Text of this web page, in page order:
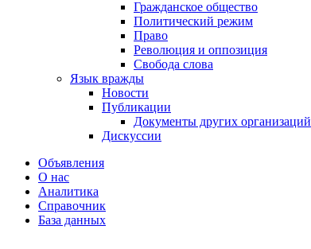
Гражданское общество
Политический режим
Право
Революция и оппозиция
Свобода слова
Язык вражды
Новости
Публикации
Документы других организаций
Дискуссии
Объявления
О нас
Аналитика
Справочник
База данных